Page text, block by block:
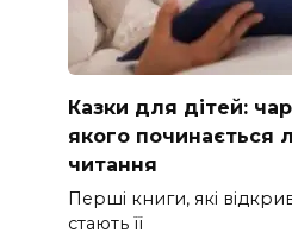
Казки для дітей:
якого починається
читання
Перші книги, які
стають її